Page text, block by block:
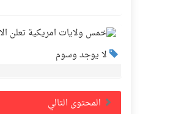
لا يوجد وسوم
المحتوى التالي